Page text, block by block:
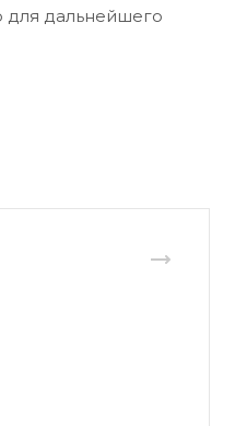
дальнейшего